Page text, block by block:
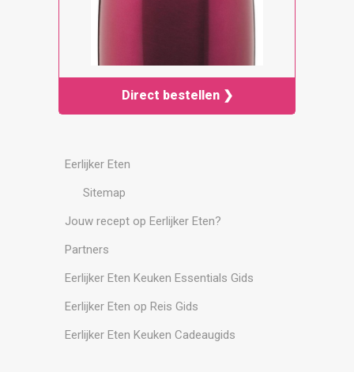
Direct bestellen ❯
Eerlijker Eten
Sitemap
Jouw recept op Eerlijker Eten?
Partners
Eerlijker Eten Keuken Essentials Gids
Eerlijker Eten op Reis Gids
Eerlijker Eten Keuken Cadeaugids